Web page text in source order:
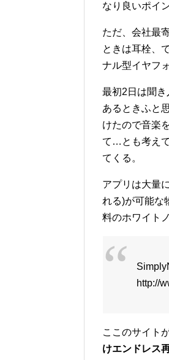
なり良いポイ
ただ、会社最
ときは耳栓、
ナル型イヤフ
最初2日は聞
あるときふと
けたので音楽
て…とも考え
てくる。
アプリは大量
れる)が可能な
料のホワイト
http://
ここのサイト
けエンドレス